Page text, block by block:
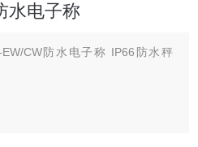
水电子称
EW/CW防水电子称 IP66防水秤